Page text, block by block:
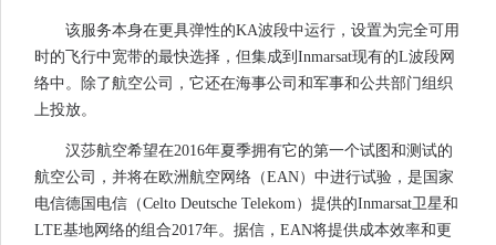
该服务本身在更具弹性的KA波段中运行，设置为完全可用
时的飞行中宽带的最快选择，但集成到Inmarsat现有的L波段网
络中。除了航空公司，它还在海事公司和军事和公共部门组织
上投放。
汉莎航空希望在2016年夏季拥有它的第一个试图和测试的
航空公司，并将在欧洲航空网络（EAN）中进行试验，是国家
电信德国电信（Celto Deutsche Telekom）提供的Inmarsat卫星和
LTE基地网络的组合2017年。据信，EAN将提供成本效率和更